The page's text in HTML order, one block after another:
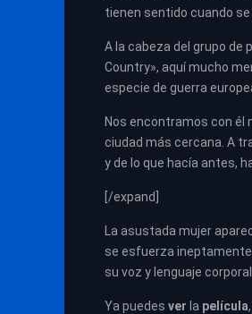
tienen sentido cuando se
A la cabeza del grupo de
Country», aquí mucho
especie de guerra
Nos encontramos con él
ciudad más cercana. A
y de lo que hacía antes,
[/expand]
La asustada mujer
se esfuerza
su voz y lenguaje corporal.
Ya puedes ver la película